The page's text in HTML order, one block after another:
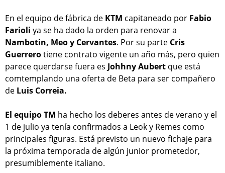
En el equipo de fábrica de KTM capitaneado por Fabio
Farioli ya se ha dado la orden para renovar a
Nambotin, Meo y Cervantes. Por su parte Cris
Guerrerotiene contrato vigente un año más, pero quien
parece querdarse fuera es Johhny Aubert que está
comtemplando una oferta de Beta para ser compañero
de Luis Correia.
El equipo TM ha hecho los deberes antes de verano y el
1 de julio ya tenía confirmados a Leok y Remes como
principales figuras. Está previsto un nuevo fichaje para
la próxima temporada de algún junior prometedor,
presumiblemente italiano.